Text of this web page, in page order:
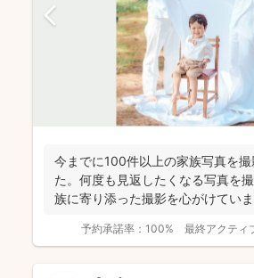
今までに100件以上の家族写真を撮
た。何度も見返したくなる写真を
族に寄り添った撮影を心がけてい
予約承諾率： 100% 最終アクティ